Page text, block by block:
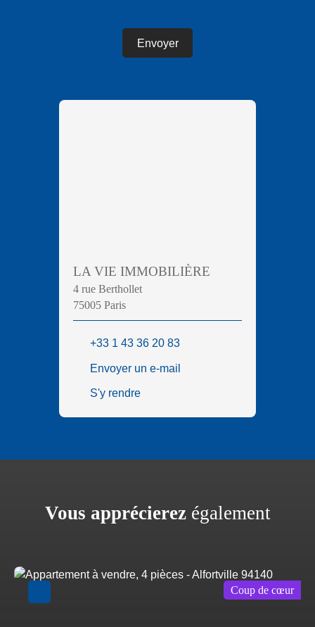
Envoyer
LA VIE IMMOBILIÈRE
4 rue Berthollet
75005 Paris
+33 1 43 36 20 83
Envoyer un e-mail
S'y rendre
Vous apprécierezégalement
Coup de cœur